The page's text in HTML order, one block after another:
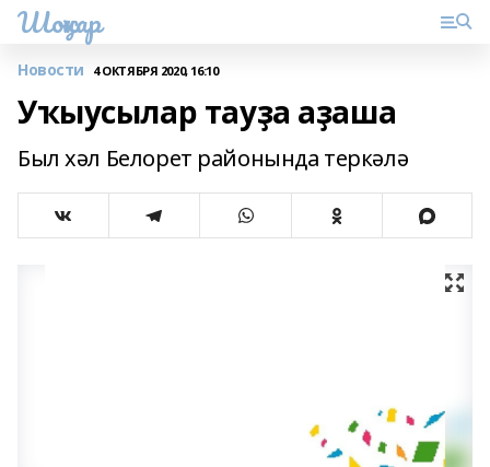
Шоңҡар
Новости 4 ОКТЯБРЯ 2020, 16:10
Уҡыусылар тауҙа аҙаша
Был хәл Белорет районында теркәлә